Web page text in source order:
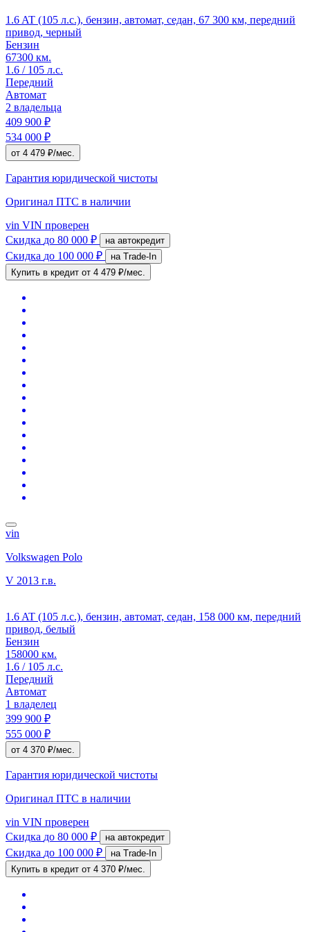
1.6 AT (105 л.с.), бензин, автомат, седан, 67 300 км, передний
привод, черный
Бензин
67300 км.
1.6 / 105 л.с.
Передний
Автомат
2 владельца
409 900 ₽
534 000 ₽
от 4 479 ₽/мес.
Гарантия юридической чистоты
Оригинал ПТС в наличии
vin VIN проверен
Скидка до 80 000 ₽ на автокредит
Скидка до 100 000 ₽
на Trade-In
Купить в кредит от 4 479 ₽/мес.
vin
Volkswagen Polo
V 2013 г.в.
1.6 AT (105 л.с.), бензин, автомат, седан, 158 000 км, передний
привод, белый
Бензин
158000 км.
1.6 / 105 л.с.
Передний
Автомат
1 владелец
399 900 ₽
555 000 ₽
от 4 370 ₽/мес.
Гарантия юридической чистоты
Оригинал ПТС в наличии
vin VIN проверен
Скидка до 80 000 ₽ на автокредит
Скидка до 100 000 ₽
на Trade-In
Купить в кредит от 4 370 ₽/мес.